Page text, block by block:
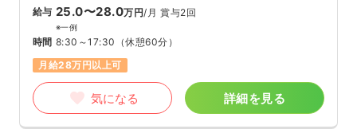
給与 25.0〜28.0万円/月 賞与2回
※一例
時間 8:30～17:30 （休憩60分）
月給28万円以上可
気になる 詳細を見る